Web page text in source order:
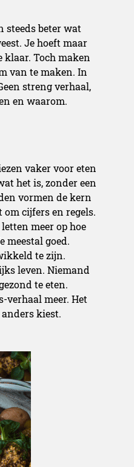
steeds beter wat
Je hoeft maar
klaar. Toch maken
van te maken. In
streng verhaal,
en waarom.
vaker voor eten
het is, zonder een
vormen de kern
cijfers en regels.
meer op hoe
meestal goed.
te zijn.
leven. Niemand
te eten.
verhaal meer. Het
kiest.